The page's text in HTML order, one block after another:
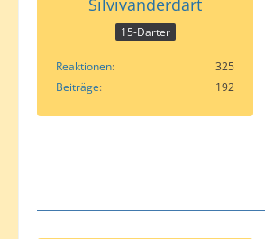
Silvivanderdart
15-Darter
Reaktionen
325
Beiträge
192